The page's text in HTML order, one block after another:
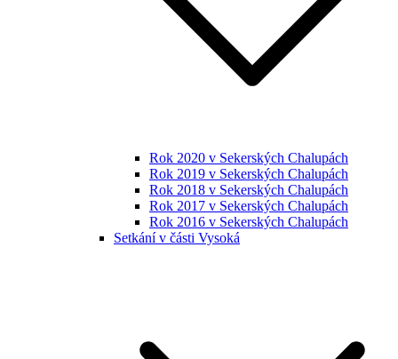
Rok 2020 v Sekerských Chalupách
Rok 2019 v Sekerských Chalupách
Rok 2018 v Sekerských Chalupách
Rok 2017 v Sekerských Chalupách
Rok 2016 v Sekerských Chalupách
Setkání v části Vysoká